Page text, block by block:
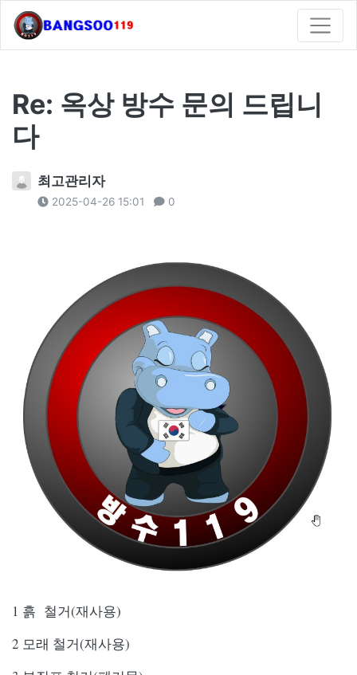
Re: 옥상 방수 문의 드립니
다
최고관리자
2025-04-26 15:01 0
1 흙 철거(재사용)
2 모래 철거(재사용)